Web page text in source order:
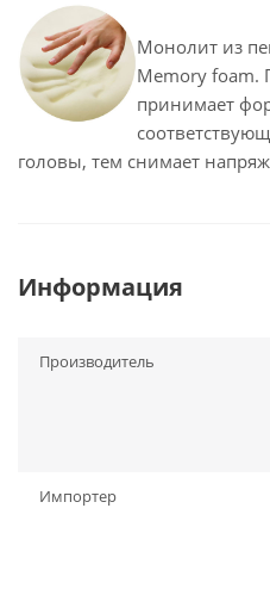
Монолит из
Memory foam.
принимает
головы, тем снимает
Информация
Производитель
Импортер